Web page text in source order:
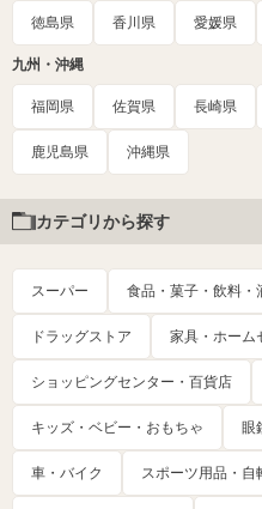
徳島県 香川県 愛媛県
九州・沖縄
福岡県 佐賀県 長崎県
鹿児島県 沖縄県
カテゴリから探す
スーパー 食品・菓子・飲料・
ドラッグストア 家具・ホーム
ショッピングセンター・百貨店
キッズ・ベビー・おもちゃ 眼
車・バイク スポーツ用品・自